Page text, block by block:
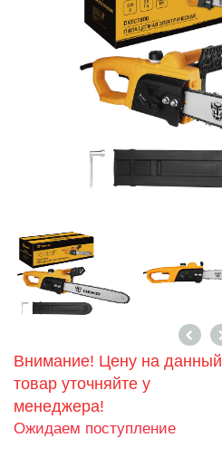
Внимание! Цену на данный
товар уточняйте у
менеджера!
Ожидаем поступление